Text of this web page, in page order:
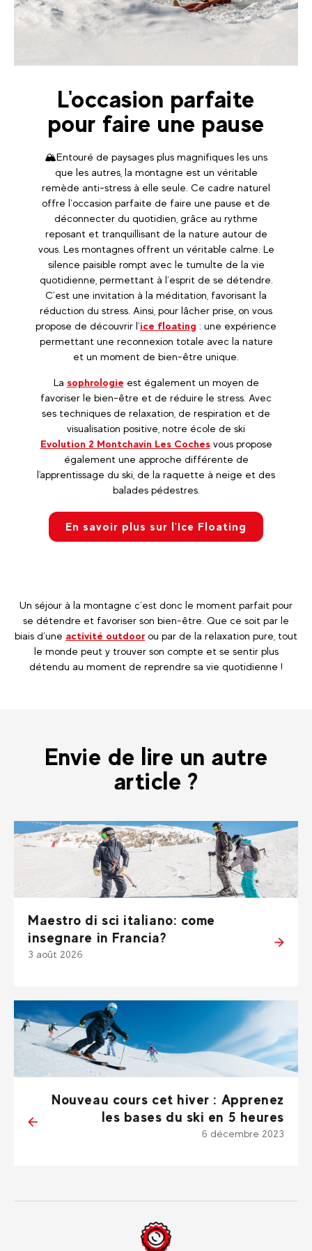
L'occasion parfaite
pour faire une pause
🏔️Entouré de paysages plus magnifiques les uns
que les autres, la montagne est un véritable
remède anti-stress à elle seule. Ce cadre naturel
offre l’occasion parfaite de faire une pause et de
déconnecter du quotidien, grâce au rythme
reposant et tranquillisant de la nature autour de
vous. Les montagnes offrent un véritable calme. Le
silence paisible rompt avec le tumulte de la vie
quotidienne, permettant à l’esprit de se détendre.
C’est une invitation à la méditation, favorisant la
réduction du stress. Ainsi, pour lâcher prise, on vous
propose de découvrir l’ice floating : une expérience
permettant une reconnexion totale avec la nature
et un moment de bien-être unique.
La sophrologie est également un moyen de
favoriser le bien-être et de réduire le stress. Avec
ses techniques de relaxation, de respiration et de
visualisation positive, notre école de ski
Evolution 2 Montchavin Les Cochesvous propose
également une approche différente de
l'apprentissage du ski, de la raquette à neige et des
balades pédestres.
En savoir plus sur l'Ice Floating
Un séjour à la montagne c’est donc le moment parfait pour
se détendre et favoriser son bien-être. Que ce soit par le
biais d’une activité outdoorou par de la relaxation pure, tout
le monde peut y trouver son compte et se sentir plus
détendu au moment de reprendre sa vie quotidienne !
Envie de lire un autre
article ?
Nouveau cours cet hiver : Apprenez
les bases du ski en 5 heures
6 décembre 2023
Maestro di sci italiano: come
insegnare in Francia?
3 août 2026